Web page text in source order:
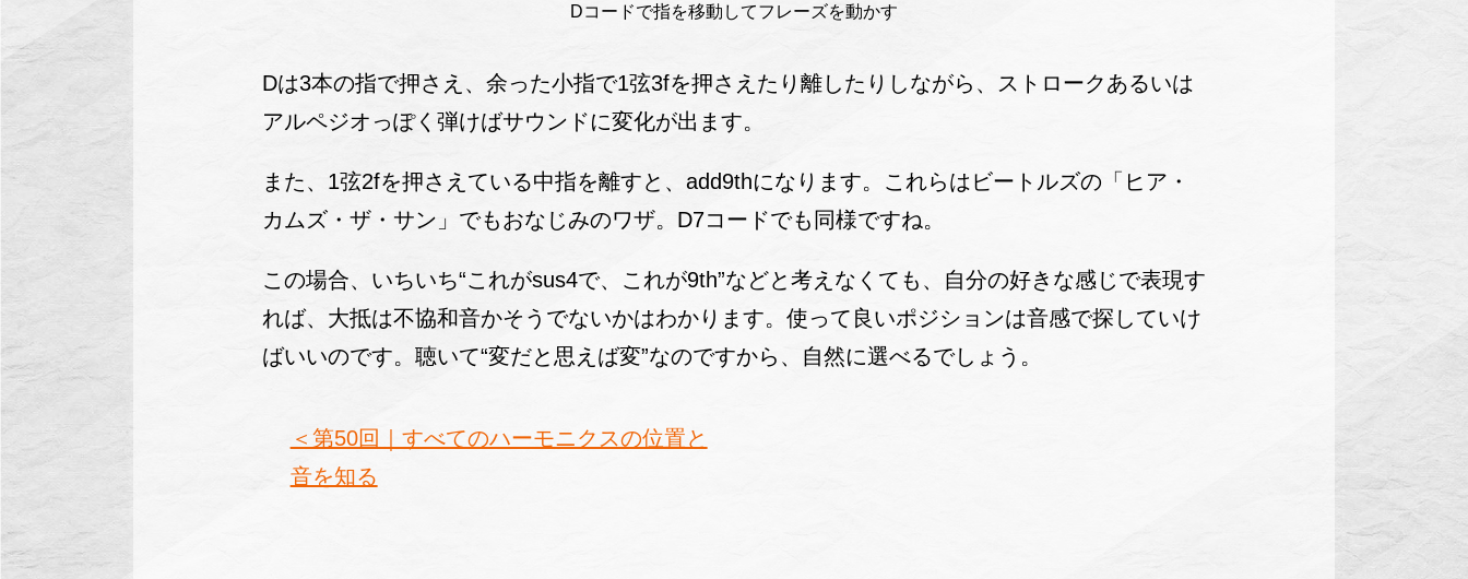
Dコードで指を移動してフレーズを動かす
Dは3本の指で押さえ、余った小指で1弦3fを押さえたり離したりしながら、ストロークあるいは
アルペジオっぽく弾けばサウンドに変化が出ます。
また、1弦2fを押さえている中指を離すと、add9thになります。これらはビートルズの「ヒア・
カムズ・ザ・サン」でもおなじみのワザ。D7コードでも同様ですね。
この場合、いちいち“これがsus4で、これが9th”などと考えなくても、自分の好きな感じで表現す
れば、大抵は不協和音かそうでないかはわかります。使って良いポジションは音感で探していけ
ばいいのです。聴いて“変だと思えば変”なのですから、自然に選べるでしょう。
＜第50回｜すべてのハーモニクスの位置と
音を知る